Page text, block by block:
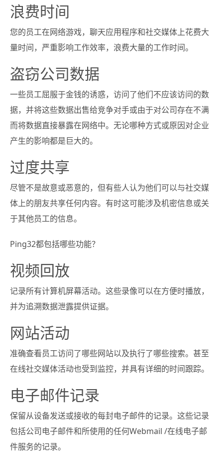
浪费时间
您的员工在网络游戏，聊天应用程序和社交媒体上花费大
量时间，严重影响工作效率，浪费大量的工作时间。
盗窃公司数据
一些员工屈服于金钱的诱惑，访问了他们不应该访问的数
据，并将这些数据出售给竞争对手或由于对公司存在不满
而将数据直接暴露在网络中。无论哪种方式或原因对企业
产生的影响都是巨大的。
过度共享
尽管不是故意或恶意的，但有些人认为他们可以与社交媒
体上的朋友共享任何内容。有时这可能涉及机密信息或关
于其他员工的信息。
Ping32都包括哪些功能？
视频回放
记录所有计算机屏幕活动。这些录像可以在方便时播放，
并为追溯数据泄露提供证据。
网站活动
准确查看员工访问了哪些网站以及执行了哪些搜索。甚至
在线社交媒体活动也受到监控，并具有详细的时间跟踪。
电子邮件记录
保留从设备发送或接收的每封电子邮件的记录。这些记录
包括公司电子邮件和所使用的任何Webmail /在线电子邮
件服务的记录。